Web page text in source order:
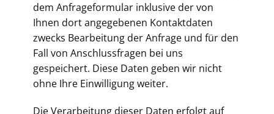
dem Anfrageformular inklusive der von
Ihnen dort angegebenen Kontaktdaten
zwecks Bearbeitung der Anfrage und für den
Fall von Anschlussfragen bei uns
gespeichert. Diese Daten geben wir nicht
ohne Ihre Einwilligung weiter.
Die Verarbeitung dieser Daten erfolgt auf